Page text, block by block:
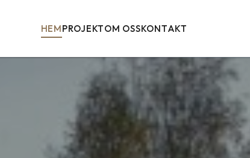
HEMPROJEKTOM OSSKONTAKT